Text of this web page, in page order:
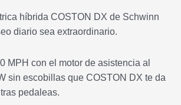
híbrida COSTON DX de Schwinn
diario sea extraordinario.
MPH con el motor de asistencia al
sin escobillas que COSTON DX te da
pedaleas.